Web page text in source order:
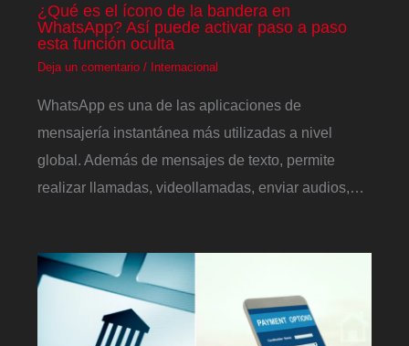
¿Qué es el ícono de la bandera en
WhatsApp? Así puede activar paso a paso
esta función oculta
Deja un comentario / Internacional
WhatsApp es una de las aplicaciones de
mensajería instantánea más utilizadas a nivel
global. Además de mensajes de texto, permite
realizar llamadas, videollamadas, enviar audios,…